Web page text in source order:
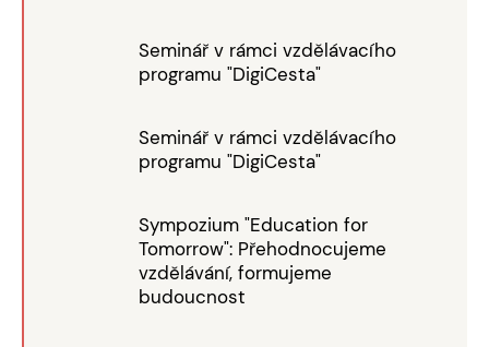
Seminář v rámci vzdělávacího
programu "DigiCesta"
Seminář v rámci vzdělávacího
programu "DigiCesta"
Sympozium "Education for
Tomorrow": Přehodnocujeme
vzdělávání, formujeme
budoucnost